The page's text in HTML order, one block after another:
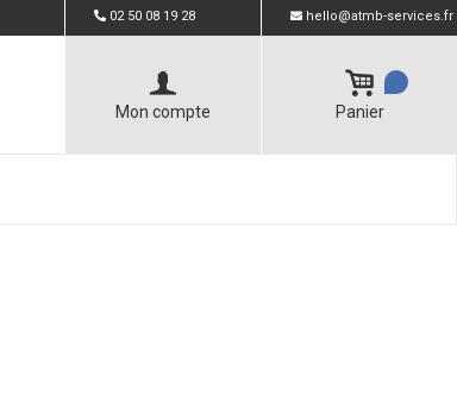
02 50 08 19 28 hello@atmb-services.fr
Mon compte Panier